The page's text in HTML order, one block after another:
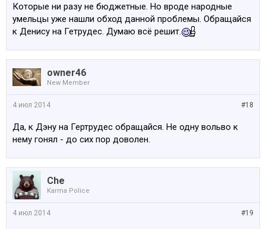
Которые ни разу не бюджетные. Но вроде народные
умельцы уже нашли обход данной проблемы. Обращайся
к Денису на Гетрудес. Думаю всё решит.
owner46
New Member
#18
4 июл 2014
Да, к Дэну на Гертрудес обращайся. Не одну вольво к
нему гонял - до сих пор доволен.
Che
Karma Police
#19
4 июл 2014